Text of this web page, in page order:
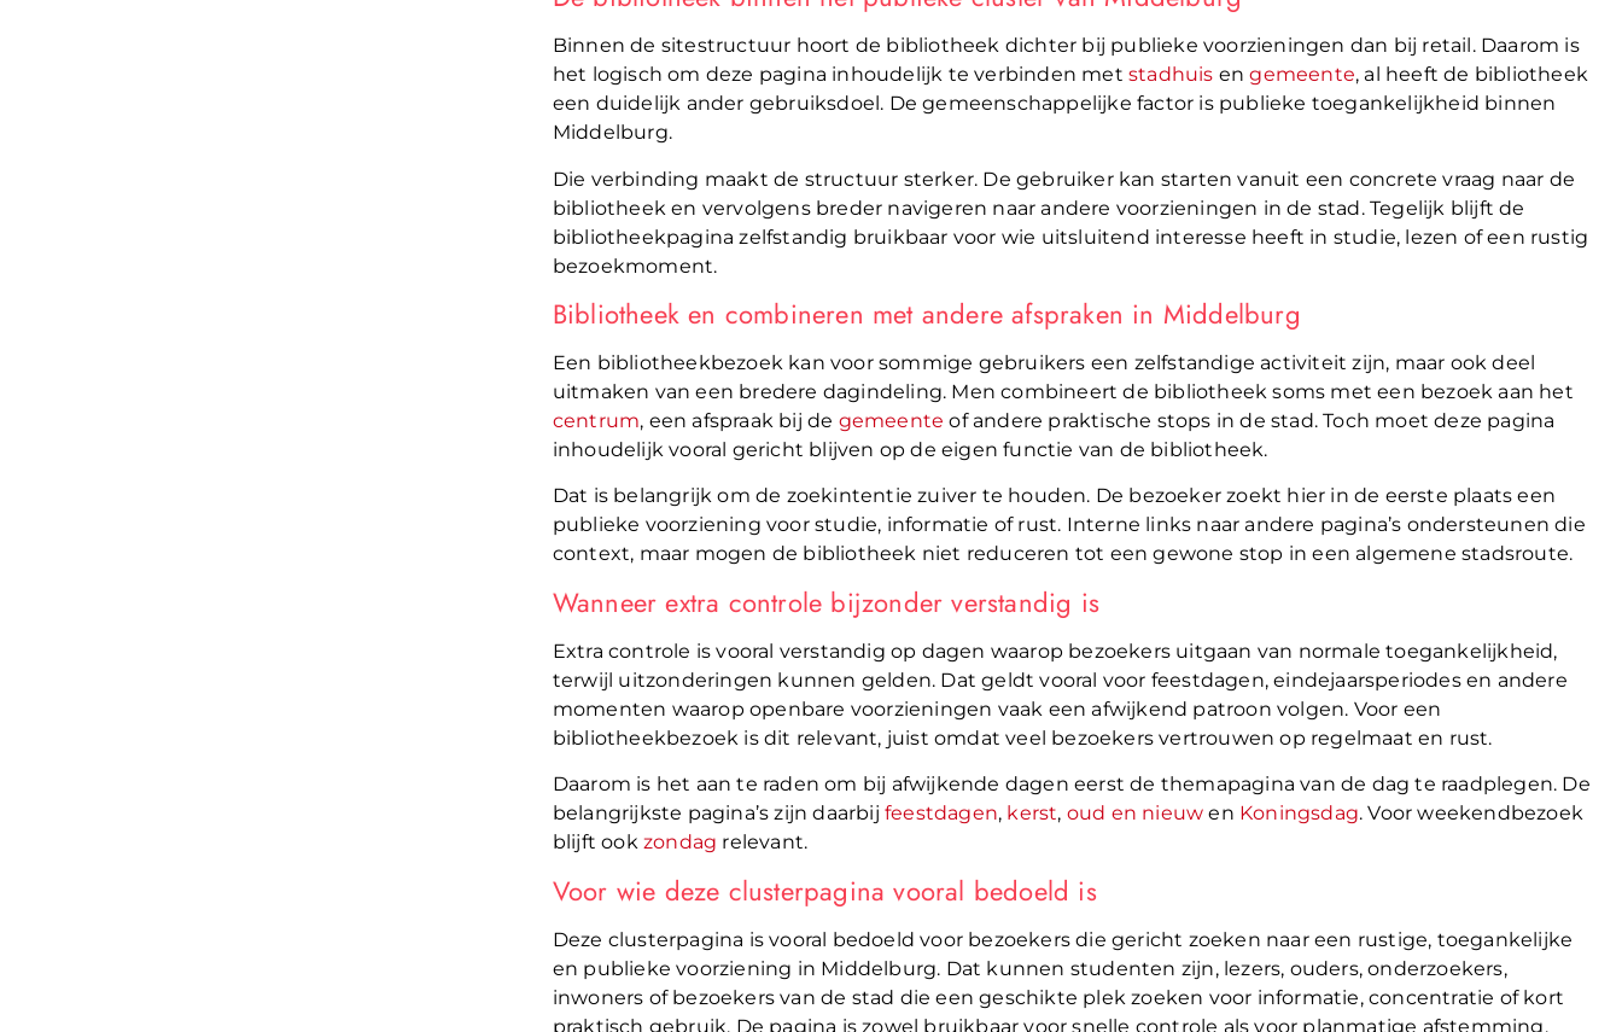
Binnen de sitestructuur hoort de bibliotheek dichter bij publieke voorzieningen dan bij retail. Daarom is
het logisch om deze pagina inhoudelijk te verbinden met stadhuis engemeente, al heeft de bibliotheek
een duidelijk ander gebruiksdoel. De gemeenschappelijke factor is publieke toegankelijkheid binnen
Middelburg.
Die verbinding maakt de structuur sterker. De gebruiker kan starten vanuit een concrete vraag naar de
bibliotheek en vervolgens breder navigeren naar andere voorzieningen in de stad. Tegelijk blijft de
bibliotheekpagina zelfstandig bruikbaar voor wie uitsluitend interesse heeft in studie, lezen of een rustig
bezoekmoment.
Bibliotheek en combineren met andere afspraken in Middelburg
Een bibliotheekbezoek kan voor sommige gebruikers een zelfstandige activiteit zijn, maar ook deel
uitmaken van een bredere dagindeling. Men combineert de bibliotheek soms met een bezoek aan het
centrum, een afspraak bij de gemeente of andere praktische stops in de stad. Toch moet deze pagina
inhoudelijk vooral gericht blijven op de eigen functie van de bibliotheek.
Dat is belangrijk om de zoekintentie zuiver te houden. De bezoeker zoekt hier in de eerste plaats een
publieke voorziening voor studie, informatie of rust. Interne links naar andere pagina’s ondersteunen die
context, maar mogen de bibliotheek niet reduceren tot een gewone stop in een algemene stadsroute.
Wanneer extra controle bijzonder verstandig is
Extra controle is vooral verstandig op dagen waarop bezoekers uitgaan van normale toegankelijkheid,
terwijl uitzonderingen kunnen gelden. Dat geldt vooral voor feestdagen, eindejaarsperiodes en andere
momenten waarop openbare voorzieningen vaak een afwijkend patroon volgen. Voor een
bibliotheekbezoek is dit relevant, juist omdat veel bezoekers vertrouwen op regelmaat en rust.
Daarom is het aan te raden om bij afwijkende dagen eerst de themapagina van de dag te raadplegen. De
belangrijkste pagina’s zijn daarbij feestdagen, kerst, oud en nieuw en Koningsdag. Voor weekendbezoek
blijft ook zondag relevant.
Voor wie deze clusterpagina vooral bedoeld is
Deze clusterpagina is vooral bedoeld voor bezoekers die gericht zoeken naar een rustige, toegankelijke
en publieke voorziening in Middelburg. Dat kunnen studenten zijn, lezers, ouders, onderzoekers,
inwoners of bezoekers van de stad die een geschikte plek zoeken voor informatie, concentratie of kort
praktisch gebruik. De pagina is zowel bruikbaar voor snelle controle als voor planmatige afstemming.